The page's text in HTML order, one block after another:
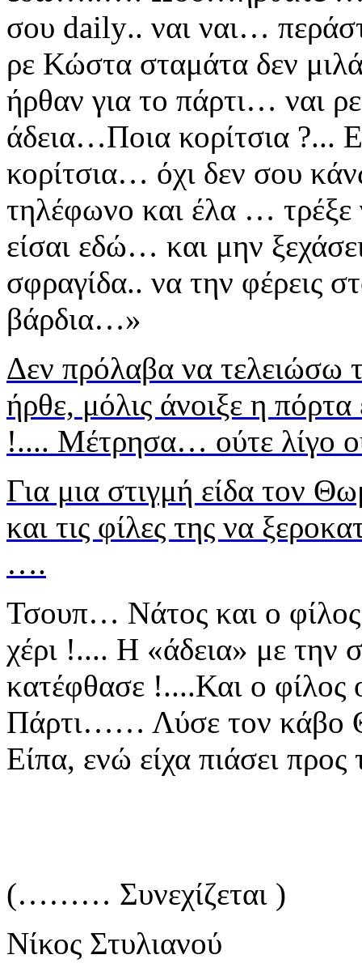
σου daily.. ναι ναι…
ρε Κώστα σταμάτα δεν
ήρθαν για το πάρτι… ναι
άδεια…Ποια κορίτσια ?...
κορίτσια… όχι δεν σου
τηλέφωνο και έλα … τρέξε
είσαι εδώ… και μην
σφραγίδα.. να την φέρεις
βάρδια…»
Δεν πρόλαβα να τελειώσω
ήρθε, μόλις άνοιξε η
!.... Μέτρησα… ούτε λίγο
Για μια στιγμή είδα τον
και τις φίλες της να
….
Τσουπ… Νάτος και ο φίλος
χέρι !.... Η «άδεια» με την
κατέφθασε !....Και ο φίλος
Πάρτι…… Λύσε τον κάβο
Είπα, ενώ είχα πιάσει
(……… Συνεχίζεται )
Νίκος Στυλιανού